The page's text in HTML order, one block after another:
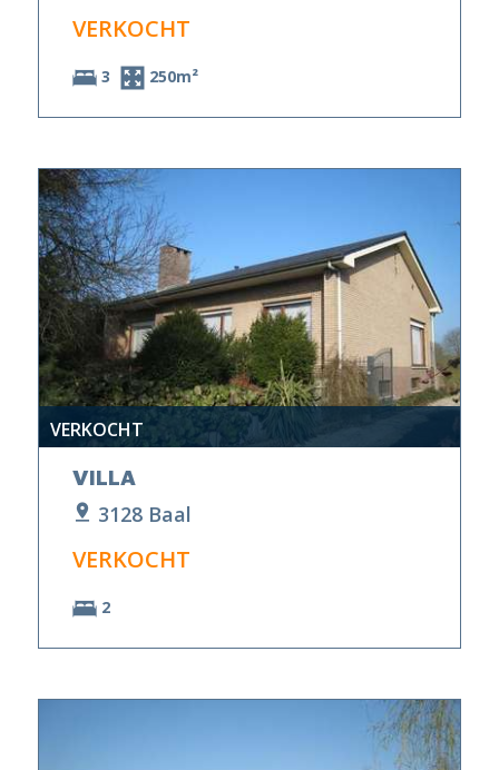
VERKOCHT
3 250m²
VERKOCHT
VILLA
3128 Baal
VERKOCHT
2